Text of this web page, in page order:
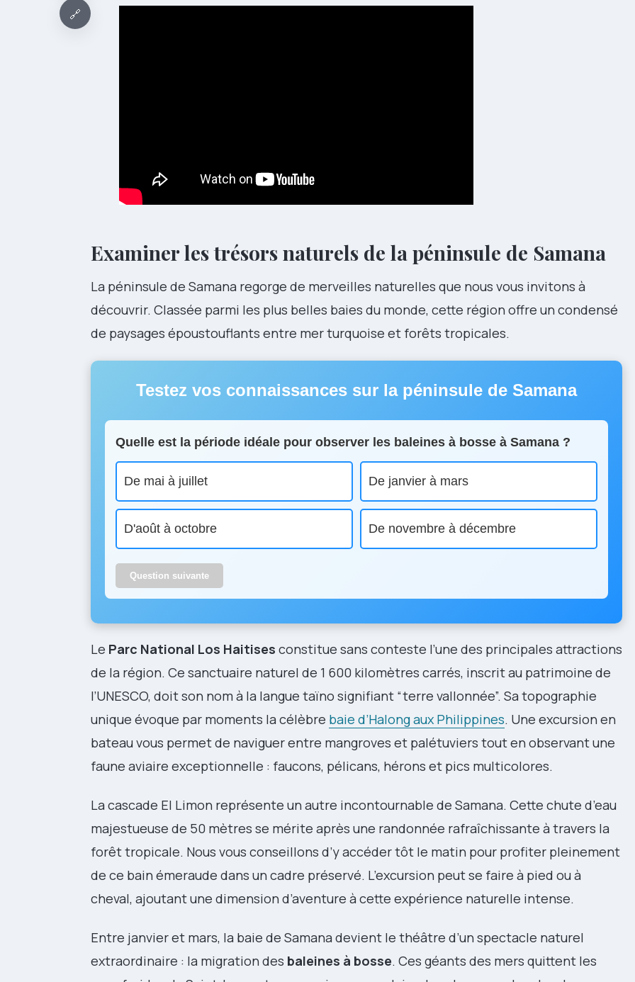
🔗
Examiner les trésors naturels de la péninsule de Samana
La péninsule de Samana regorge de merveilles naturelles que nous vous invitons à
découvrir. Classée parmi les plus belles baies du monde, cette région offre un condensé
de paysages époustouflants entre mer turquoise et forêts tropicales.
Testez vos connaissances sur la péninsule de Samana
Quelle est la période idéale pour observer les baleines à bosse à Samana ?
De mai à juillet De janvier à mars
D'août à octobre De novembre à décembre
Question suivante
Le Parc National Los Haitises constitue sans conteste l’une des principales attractions
de la région. Ce sanctuaire naturel de 1 600 kilomètres carrés, inscrit au patrimoine de
l’UNESCO, doit son nom à la langue taïno signifiant “terre vallonnée”. Sa topographie
unique évoque par moments la célèbre baie d’Halong aux Philippines. Une excursion en
bateau vous permet de naviguer entre mangroves et palétuviers tout en observant une
faune aviaire exceptionnelle : faucons, pélicans, hérons et pics multicolores.
La cascade El Limon représente un autre incontournable de Samana. Cette chute d’eau
majestueuse de 50 mètres se mérite après une randonnée rafraîchissante à travers la
forêt tropicale. Nous vous conseillons d’y accéder tôt le matin pour profiter pleinement
de ce bain émeraude dans un cadre préservé. L’excursion peut se faire à pied ou à
cheval, ajoutant une dimension d’aventure à cette expérience naturelle intense.
Entre janvier et mars, la baie de Samana devient le théâtre d’un spectacle naturel
extraordinaire : la migration des baleines à bosse. Ces géants des mers quittent les